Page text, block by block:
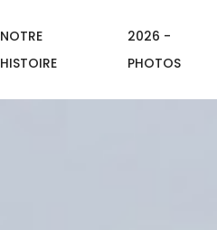
NOTRE
HISTOIRE
2026 -
PHOTOS